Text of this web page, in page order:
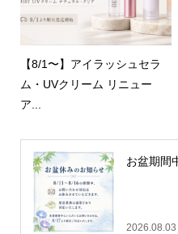
【8/1〜】アイラッシュセラ
ム・UVクリーム リニュー
ア...
お盆期間
2026.08.03